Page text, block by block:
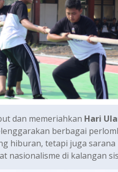
dan memeriahkan Hari
berbagai
hiburan, tetapi juga
nasionalisme di kalangan